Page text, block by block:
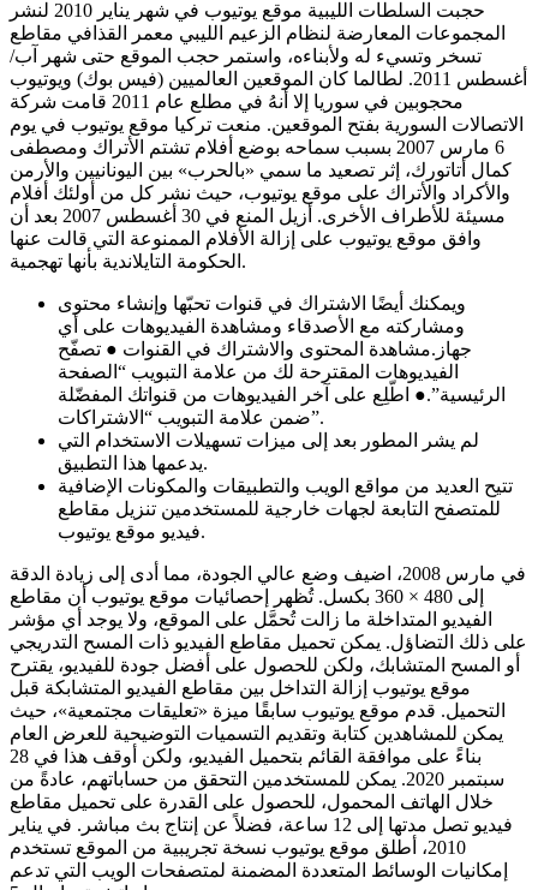
حجبت السلطات الليبية موقع يوتيوب في شهر يناير 2010 لنشر
المجموعات المعارضة لنظام الزعيم الليبي معمر القذافي مقاطع
تسخر وتسيء له ولأبناءه، واستمر حجب الموقع حتى شهر آب/
أغسطس 2011. لطالما كان الموقعين العالميين (فيس بوك) ويوتيوب
محجوبين في سوريا إلا أنهُ في مطلع عام 2011 قامت شركة
الاتصالات السورية بفتح الموقعين. منعت تركيا موقع يوتيوب في يوم
6 مارس 2007 بسبب سماحه بوضع أفلام تشتم الأتراك ومصطفى
كمال أتاتورك، إثر تصعيد ما سمي «بالحرب» بين اليونانيين والأرمن
والأكراد والأتراك على موقع يوتيوب، حيث نشر كل من أولئك أفلام
مسيئة للأطراف الأخرى. أزيل المنع في 30 أغسطس 2007 بعد أن
وافق موقع يوتيوب على إزالة الأفلام الممنوعة التي قالت عنها
الحكومة التايلاندية بأنها تهجمية.
ويمكنك أيضًا الاشتراك في قنوات تحبّها وإنشاء محتوى
ومشاركته مع الأصدقاء ومشاهدة الفيديوهات على أي
جهاز.مشاهدة المحتوى والاشتراك في القنوات ● تصفّح
الفيديوهات المقترحة لك من علامة التبويب “الصفحة
الرئيسية”.● اطّلِع على آخر الفيديوهات من قنواتك المفضّلة
ضمن علامة التبويب “الاشتراكات”.
لم يشر المطور بعد إلى ميزات تسهيلات الاستخدام التي
يدعمها هذا التطبيق.
تتيح العديد من مواقع الويب والتطبيقات والمكونات الإضافية
للمتصفح التابعة لجهات خارجية للمستخدمين تنزيل مقاطع
فيديو موقع يوتيوب.
في مارس 2008، اضيف وضع عالي الجودة، مما أدى إلى زيادة الدقة
إلى 480 × 360 بكسل. تُظهر إحصائيات موقع يوتيوب أن مقاطع
الفيديو المتداخلة ما زالت تُحمَّل على الموقع، ولا يوجد أي مؤشر
على ذلك التضاؤل. يمكن تحميل مقاطع الفيديو ذات المسح التدريجي
أو المسح المتشابك، ولكن للحصول على أفضل جودة للفيديو، يقترح
موقع يوتيوب إزالة التداخل بين مقاطع الفيديو المتشابكة قبل
التحميل. قدم موقع يوتيوب سابقًا ميزة «تعليقات مجتمعية»، حيث
يمكن للمشاهدين كتابة وتقديم التسميات التوضيحية للعرض العام
بناءً على موافقة القائم بتحميل الفيديو، ولكن أوقف هذا في 28
سبتمبر 2020. يمكن للمستخدمين التحقق من حساباتهم، عادةً من
خلال الهاتف المحمول، للحصول على القدرة على تحميل مقاطع
فيديو تصل مدتها إلى 12 ساعة، فضلاً عن إنتاج بث مباشر. في يناير
2010، أطلق موقع يوتيوب نسخة تجريبية من الموقع تستخدم
إمكانيات الوسائط المتعددة المضمنة لمتصفحات الويب التي تدعم